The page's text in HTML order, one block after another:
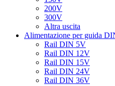
200V
300V
Altra uscita
Alimentazione per guida
Rail DIN 5V
Rail DIN 12V
Rail DIN 15V
Rail DIN 24V
Rail DIN 36V